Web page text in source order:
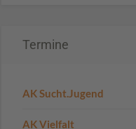
Termine
AK Sucht.Jugend
AK Vielfalt